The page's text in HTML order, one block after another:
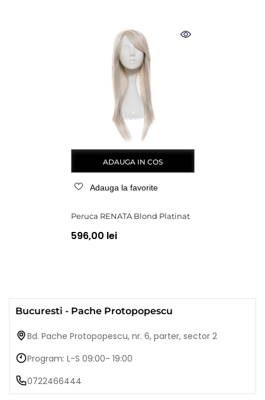
ADAUGA IN COS
Adauga la favorite
Peruca RENATA Blond Platinat
596,00 lei
Bucuresti - Pache Protopopescu
Bd. Pache Protopopescu, nr. 6, parter, sector 2
Program: L-S 09:00- 19:00
0722466444